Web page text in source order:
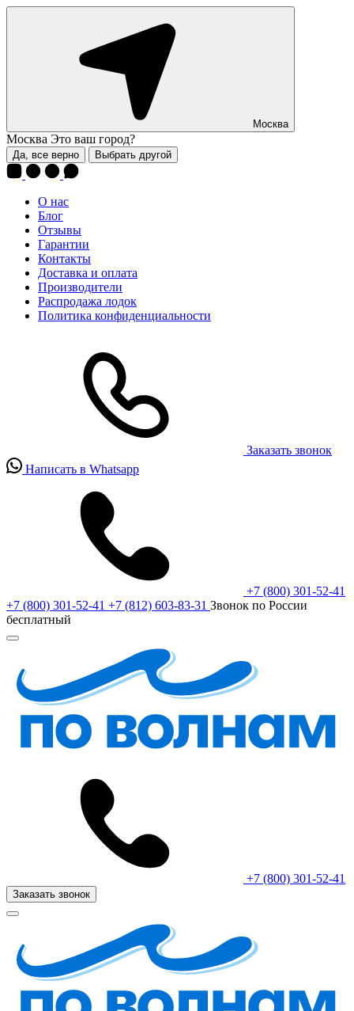
Москва
Москва Это ваш город?
Да, все верно Выбрать другой
О нас
Блог
Отзывы
Гарантии
Контакты
Доставка и оплата
Производители
Распродажа лодок
Политика конфиденциальности
Заказать звонок
Написать в Whatsapp
+7 (800) 301-52-41
+7 (800) 301-52-41 +7 (812) 603-83-31 Звонок по России
бесплатный
+7 (800) 301-52-41
Заказать звонок